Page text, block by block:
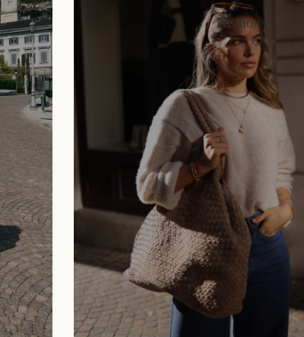
Fashion